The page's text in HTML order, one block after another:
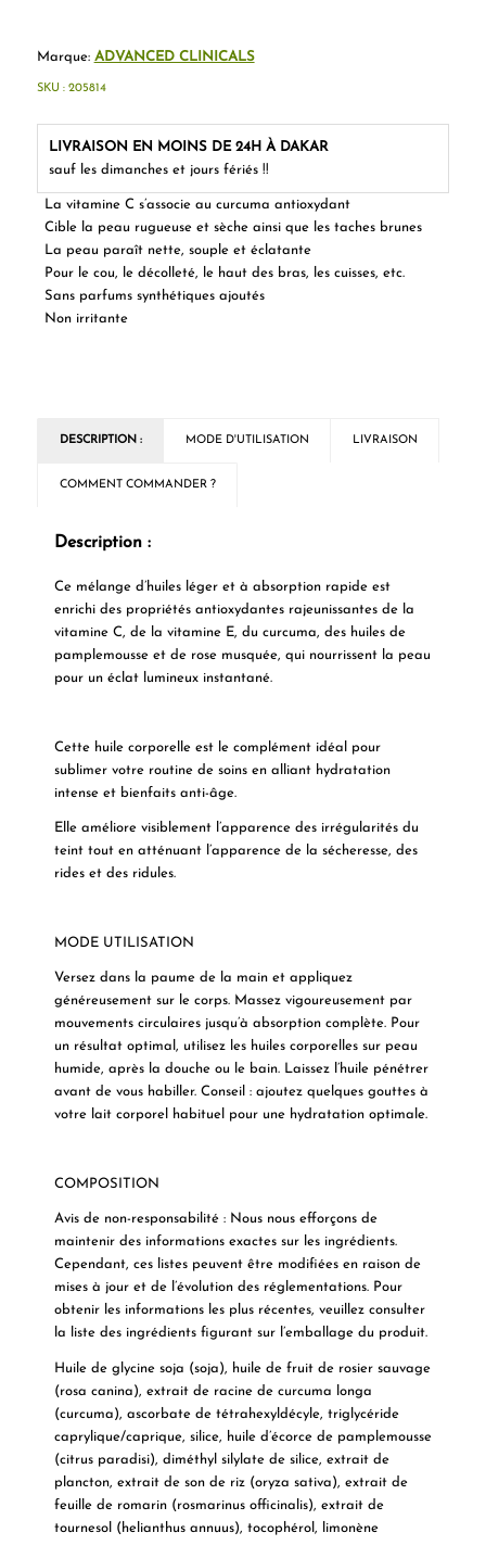
La vitamine C s’associe au curcuma antioxydant
Cible la peau rugueuse et sèche ainsi que les taches brunes
La peau paraît nette, souple et éclatante
Pour le cou, le décolleté, le haut des bras, les cuisses, etc.
Sans parfums synthétiques ajoutés
Non irritante
Marque: ADVANCED CLINICALS
LIVRAISON EN MOINS DE 24H À DAKAR
sauf les dimanches et jours fériés !!
SKU : 205814
DESCRIPTION : MODE D'UTILISATION LIVRAISON
COMMENT COMMANDER ?
Description :
Ce mélange d’huiles léger et à absorption rapide est
enrichi des propriétés antioxydantes rajeunissantes de la
vitamine C, de la vitamine E, du curcuma, des huiles de
pamplemousse et de rose musquée, qui nourrissent la peau
pour un éclat lumineux instantané.
Cette huile corporelle est le complément idéal pour
sublimer votre routine de soins en alliant hydratation
intense et bienfaits anti-âge.
Elle améliore visiblement l’apparence des irrégularités du
teint tout en atténuant l’apparence de la sécheresse, des
rides et des ridules.
MODE UTILISATION
Versez dans la paume de la main et appliquez
généreusement sur le corps. Massez vigoureusement par
mouvements circulaires jusqu’à absorption complète. Pour
un résultat optimal, utilisez les huiles corporelles sur peau
humide, après la douche ou le bain. Laissez l’huile pénétrer
avant de vous habiller. Conseil : ajoutez quelques gouttes à
votre lait corporel habituel pour une hydratation optimale.
COMPOSITION
Avis de non-responsabilité : Nous nous efforçons de
maintenir des informations exactes sur les ingrédients.
Cependant, ces listes peuvent être modifiées en raison de
mises à jour et de l’évolution des réglementations. Pour
obtenir les informations les plus récentes, veuillez consulter
la liste des ingrédients figurant sur l’emballage du produit.
Huile de glycine soja (soja), huile de fruit de rosier sauvage
(rosa canina), extrait de racine de curcuma longa
(curcuma), ascorbate de tétrahexyldécyle, triglycéride
caprylique/caprique, silice, huile d’écorce de pamplemousse
(citrus paradisi), diméthyl silylate de silice, extrait de
plancton, extrait de son de riz (oryza sativa), extrait de
feuille de romarin (rosmarinus officinalis), extrait de
tournesol (helianthus annuus), tocophérol, limonène